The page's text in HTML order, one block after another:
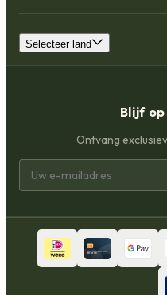
Selecteer land
Blijf
Ontvang